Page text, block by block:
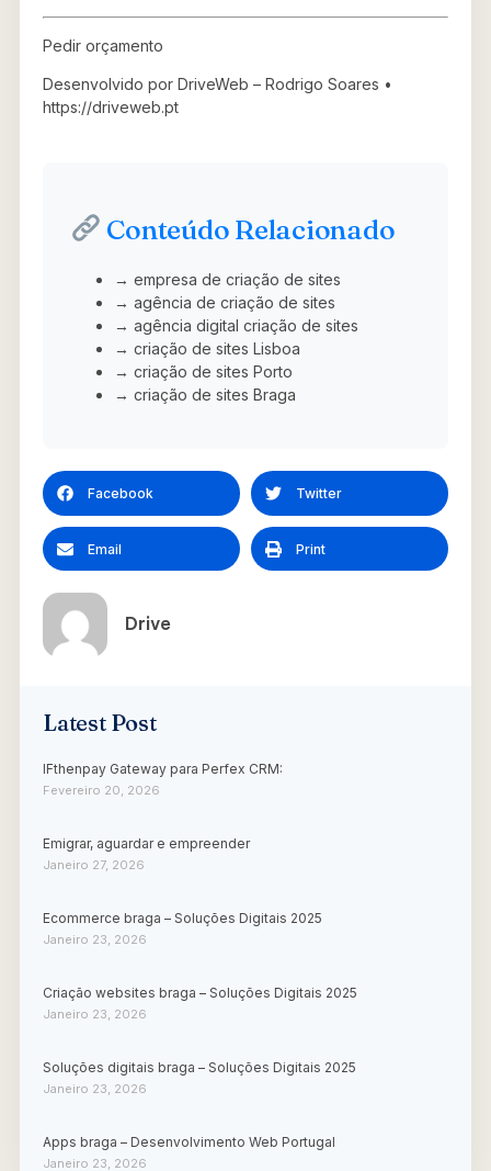
Pedir orçamento
Desenvolvido por DriveWeb – Rodrigo Soares •
https://driveweb.pt
Conteúdo Relacionado
→ empresa de criação de sites
→ agência de criação de sites
→ agência digital criação de sites
→ criação de sites Lisboa
→ criação de sites Porto
→ criação de sites Braga
Facebook Twitter
Email Print
Drive
Latest Post
IFthenpay Gateway para Perfex CRM:
Fevereiro 20, 2026
Emigrar, aguardar e empreender
Janeiro 27, 2026
Ecommerce braga – Soluções Digitais 2025
Janeiro 23, 2026
Criação websites braga – Soluções Digitais 2025
Janeiro 23, 2026
Soluções digitais braga – Soluções Digitais 2025
Janeiro 23, 2026
Apps braga – Desenvolvimento Web Portugal
Janeiro 23, 2026